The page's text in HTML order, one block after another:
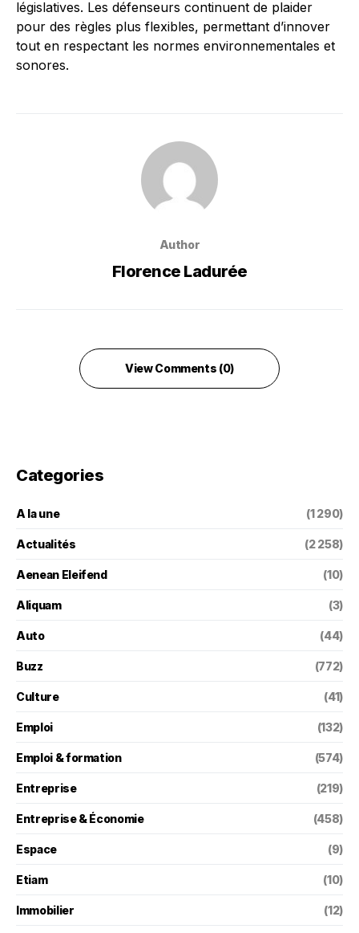
législatives. Les défenseurs continuent de plaider
pour des règles plus flexibles, permettant d’innover
tout en respectant les normes environnementales et
sonores.
Author
Florence Ladurée
View Comments (0)
Categories
A la une (1 290)
Actualités (2 258)
Aenean Eleifend (10)
Aliquam (3)
Auto (44)
Buzz (772)
Culture (41)
Emploi (132)
Emploi & formation (574)
Entreprise (219)
Entreprise & Économie (458)
Espace (9)
Etiam (10)
Immobilier (12)